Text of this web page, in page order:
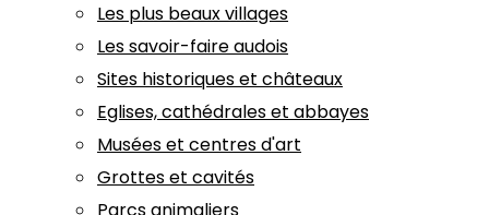
Les plus beaux villages
Les savoir-faire audois
Sites historiques et châteaux
Eglises, cathédrales et abbayes
Musées et centres d'art
Grottes et cavités